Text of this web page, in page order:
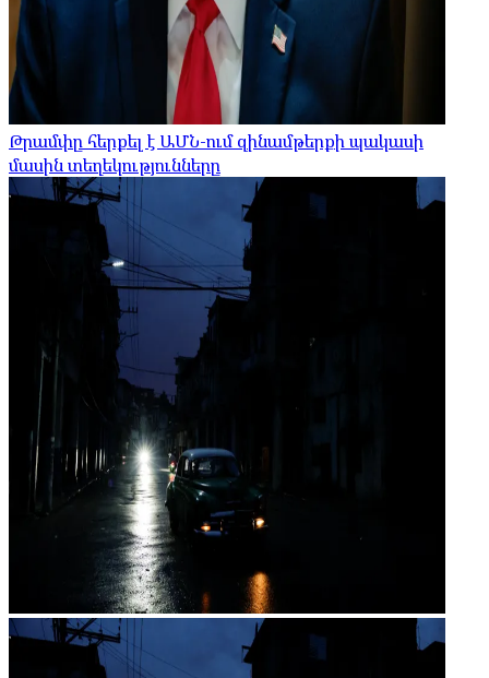
Թրամփը հերքել է ԱՄՆ-ում զինամթերքի պակասի
մասին տեղեկությունները